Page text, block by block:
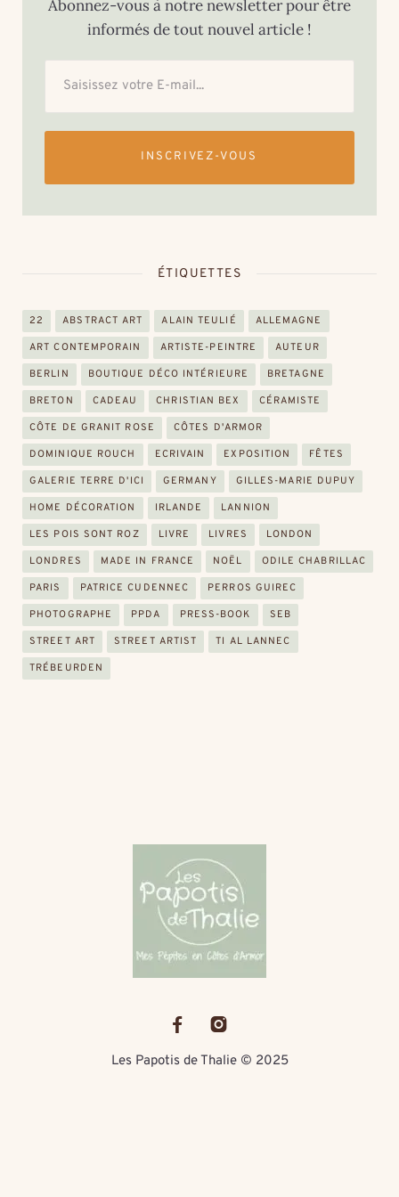
Abonnez-vous à notre newsletter pour être
informés de tout nouvel article !
INSCRIVEZ-VOUS
ÉTIQUETTES
22 ABSTRACT ART ALAIN TEULIÉ ALLEMAGNE
ART CONTEMPORAIN ARTISTE-PEINTRE AUTEUR
BERLIN BOUTIQUE DÉCO INTÉRIEURE BRETAGNE
BRETON CADEAU CHRISTIAN BEX CÉRAMISTE
CÔTE DE GRANIT ROSE CÔTES D'ARMOR
DOMINIQUE ROUCH ECRIVAIN EXPOSITION FÊTES
GALERIE TERRE D'ICI GERMANY GILLES-MARIE DUPUY
HOME DÉCORATION IRLANDE LANNION
LES POIS SONT ROZ LIVRE LIVRES LONDON
LONDRES MADE IN FRANCE NOËL ODILE CHABRILLAC
PARIS PATRICE CUDENNEC PERROS GUIREC
PHOTOGRAPHE PPDA PRESS-BOOK SEB
STREET ART STREET ARTIST TI AL LANNEC
TRÉBEURDEN
Les Papotis de Thalie © 2025